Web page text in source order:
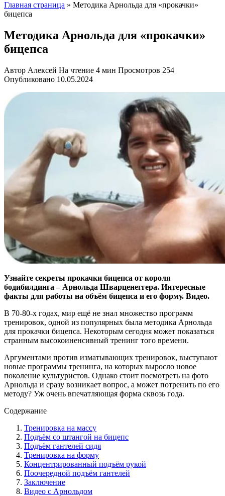
Главная страница » Методика Арнольда для «прокачки»
бицепса
Методика Арнольда для «прокачки»
бицепса
Автор Алексей На чтение 4 мин Просмотров 254
Опубликовано 10.05.2024
Узнайте секреты прокачки бицепса от короля
бодибилдинга – Арнольда Шварценеггера. Интересные
факты для работы на объём бицепса и его форму. Видео.
В 70-80-х годах, мир ещё не знал множество программ
тренировок, одной из популярных была методика Арнольда
для прокачки бицепса. Некоторым сегодня может показаться
странным высокоиненсивный тренинг того времени.
Аргументами против изматывающих тренировок, выступают
новые программы тренинга, на которых выросло новое
поколение культуристов. Однако стоит посмотреть на фото
Арнольда и сразу возникает вопрос, а может потренить по его
методу? Уж очень впечатляющая форма сквозь года.
Содержание
Тренировка на массу
Подъём со штангой на бицепс
Подъём гантелей сидя
Тренировка на форму
Концентрированный подъём рукой
Поочередной подъём гантелей
Заключение
Видео с Арнольдом